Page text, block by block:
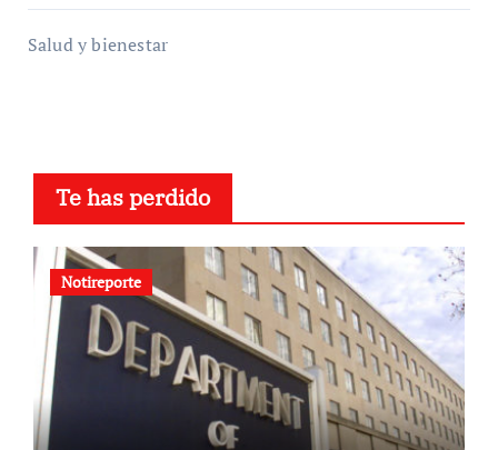
Salud y bienestar
Te has perdido
Notireporte